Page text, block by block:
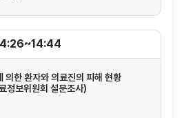
의한 환자와 의료진의 피해 현황
정보위원회 설문조사)